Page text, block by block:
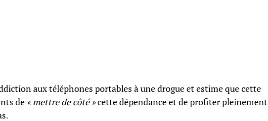
aux téléphones portables à une drogue et estime que cette
de « mettre de côté »cette dépendance et de profiter pleinement